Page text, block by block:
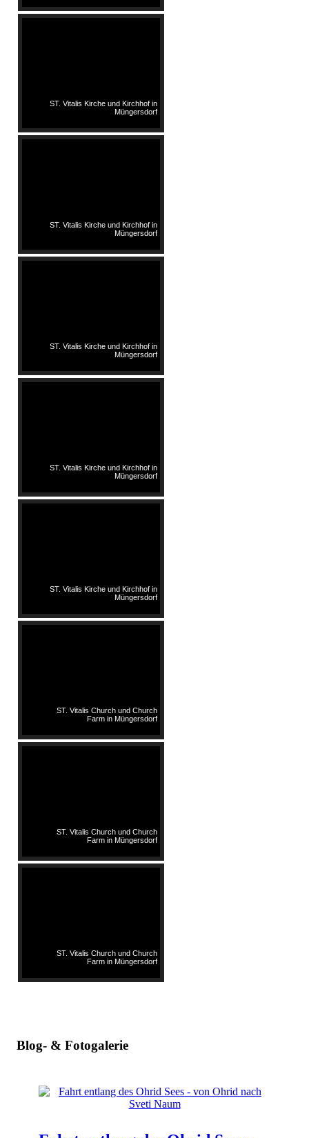
ST. Vitalis Kirche und Kirchhof in
Müngersdorf
ST. Vitalis Kirche und Kirchhof in
Müngersdorf
ST. Vitalis Kirche und Kirchhof in
Müngersdorf
ST. Vitalis Kirche und Kirchhof in
Müngersdorf
ST. Vitalis Kirche und Kirchhof in
Müngersdorf
ST. Vitalis Church und Church
Farm in Müngersdorf
ST. Vitalis Church und Church
Farm in Müngersdorf
ST. Vitalis Church und Church
Farm in Müngersdorf
Blog- & Fotogalerie